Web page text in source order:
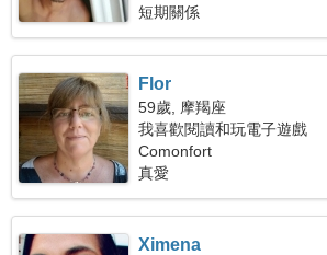
短期關係
Flor
59歲, 摩羯座
我喜歡閱讀和玩電子遊戲
Comonfort
真愛
Ximena